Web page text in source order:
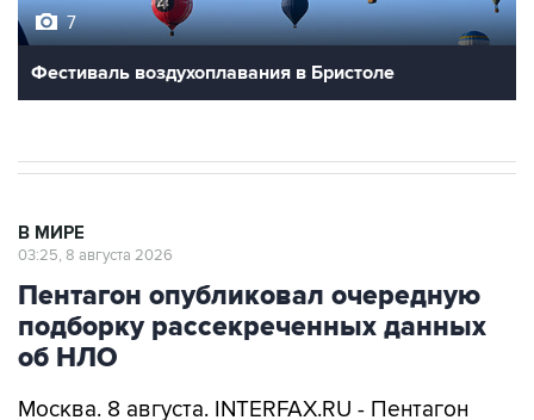
7
Фестиваль воздухоплавания в Бристоле
В МИРЕ
03:25, 8 августа 2026
Пентагон опубликовал очередную
подборку рассекреченных данных
об НЛО
Москва. 8 августа. INTERFAX.RU - Пентагон